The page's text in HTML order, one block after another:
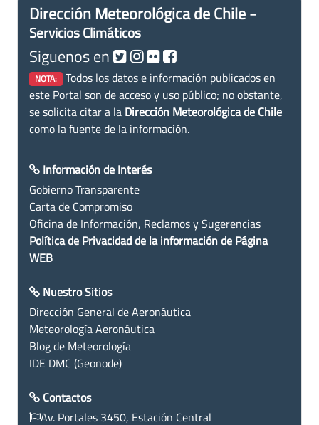
Dirección Meteorológica de Chile -
Servicios Climáticos
Siguenos en
NOTA: Todos los datos e información publicados en
este Portal son de acceso y uso público; no obstante,
se solicita citar a la Dirección Meteorológica de Chile
como la fuente de la información.
Información de Interés
Gobierno Transparente
Carta de Compromiso
Oficina de Información, Reclamos y Sugerencias
Política de Privacidad de la información de Página
WEB
Nuestro Sitios
Dirección General de Aeronáutica
Meteorología Aeronáutica
Blog de Meteorología
IDE DMC (Geonode)
Contactos
Av. Portales 3450, Estación Central